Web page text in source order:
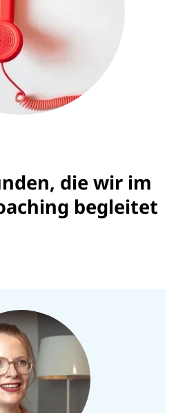
die wir im
begleitet